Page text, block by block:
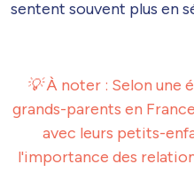
sentent souvent plus en
💡À noter : Selon une
grands-parents en
avec leurs petits-
l'importance des